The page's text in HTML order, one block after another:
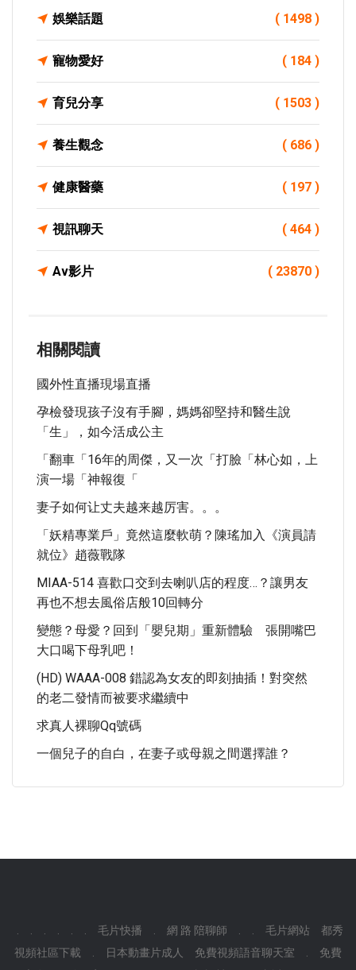
娛樂話題 ( 1498 )
寵物愛好 ( 184 )
育兒分享 ( 1503 )
養生觀念 ( 686 )
健康醫藥 ( 197 )
視訊聊天 ( 464 )
Av影片 ( 23870 )
相關閱讀
國外性直播現場直播
孕檢發現孩子沒有手腳，媽媽卻堅持和醫生說
「生」，如今活成公主
​「翻車「16年的周傑，又一次「打臉「林心如，上
演一場「神報復「
妻子如何让丈夫越来越厉害。。。
「妖精專業戶」竟然這麼軟萌？陳瑤加入《演員請
就位》趙薇戰隊
MIAA-514 喜歡口交到去喇叭店的程度…？讓男友
再也不想去風俗店般10回轉分
變態？母愛？回到「嬰兒期」重新體驗 張開嘴巴
大口喝下母乳吧！
(HD) WAAA-008 錯認為女友的即刻抽插！對突然
的老二發情而被要求繼續中
求真人裸聊qq號碼
一個兒子的自白，在妻子或母親之間選擇誰？
毛片快播 網 路 陪聊師 毛片網站
都秀
視頻社區下載
日本動畫片成人 免費視頻語音聊天室
免費